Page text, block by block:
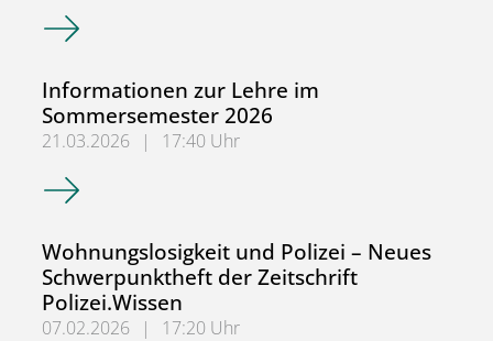
BuK-Jahresbericht 2025 erschienen
Informationen zur Lehre im
Sommersemester 2026
21.03.2026 |
17:40 Uhr
Informationen zur Lehre im Sommersemester 2026
Wohnungslosigkeit und Polizei – Neues
Schwerpunktheft der Zeitschrift
Polizei.Wissen
07.02.2026 |
17:20 Uhr